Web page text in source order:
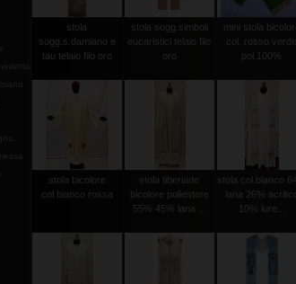
stola
sogg.s.damiano e
tau telaio filo oro
stola sogg.simboli
eucaristici telaio filo
oro
mini stola bicolore
col. rosso verde
pol.100%
stola bicolore
col.bianco rossa
stola tiberiade
bicolore poliestere
55% 45% lana ...
stola col.bianco
lana 26% acrilico
10% lure...